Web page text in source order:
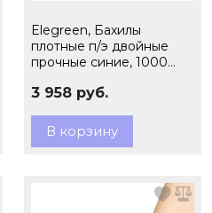
Elegreen, Бахилы
плотные п/э двойные
прочные синие, 1000
арт.ГПЭГ-60/2/50
3 958 руб.
В корзину